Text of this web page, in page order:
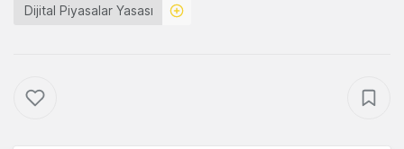
Dijital Piyasalar Yasası